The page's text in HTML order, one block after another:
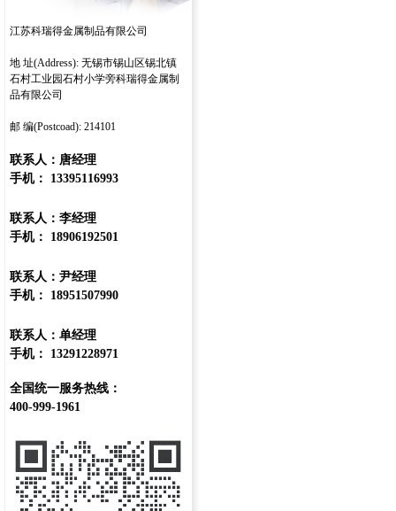
江苏科瑞得金属制品有限公司
地 址(Address): 无锡市锡山区锡北镇
石村工业园石村小学旁科瑞得金属制
品有限公司
邮 编(Postcoad): 214101
联系人：唐经理
手机： 13395116993
联系人：李经理
手机： 18906192501
联系人：尹经理
手机： 18951507990
联系人：单经理
手机： 13291228971
全国统一服务热线：
400-999-1961